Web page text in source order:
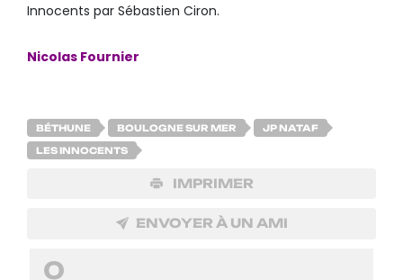
Innocents par Sébastien Ciron.
Nicolas Fournier
BÉTHUNE BOULOGNE SUR MER JP NATAF
LES INNOCENTS
IMPRIMER
ENVOYER À UN AMI
0